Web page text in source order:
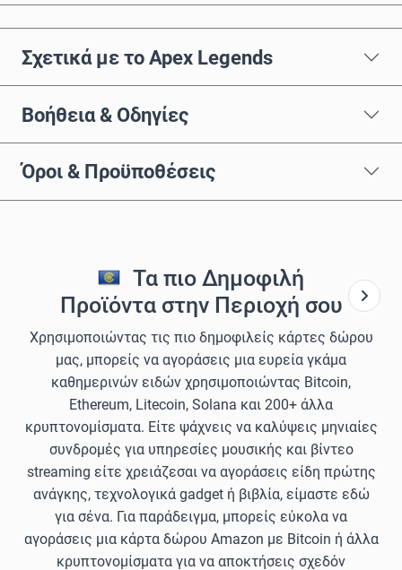
Σχετικά με το Apex Legends
Βοήθεια & Οδηγίες
Όροι & Προϋποθέσεις
Τα πιο Δημοφιλή
Προϊόντα στην Περιοχή σου
Χρησιμοποιώντας τις πιο δημοφιλείς κάρτες δώρου
μας, μπορείς να αγοράσεις μια ευρεία γκάμα
καθημερινών ειδών χρησιμοποιώντας Bitcoin,
Ethereum, Litecoin, Solana και 200+ άλλα
κρυπτονομίσματα. Είτε ψάχνεις να καλύψεις μηνιαίες
συνδρομές για υπηρεσίες μουσικής και βίντεο
streaming είτε χρειάζεσαι να αγοράσεις είδη πρώτης
ανάγκης, τεχνολογικά gadget ή βιβλία, είμαστε εδώ
για σένα. Για παράδειγμα, μπορείς εύκολα να
αγοράσεις μια κάρτα δώρου Amazon με Bitcoin ή άλλα
κρυπτονομίσματα για να αποκτήσεις σχεδόν